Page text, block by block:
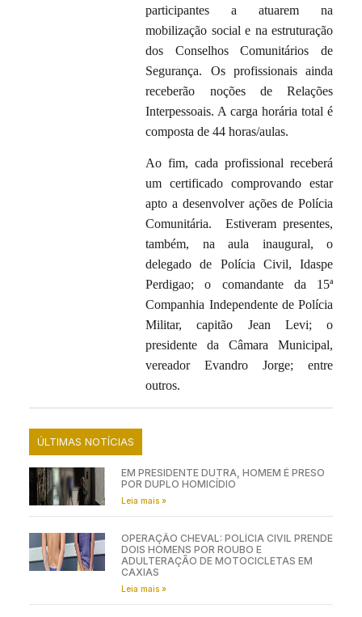
participantes a atuarem na
mobilização social e na estruturação
dos Conselhos Comunitários de
Segurança. Os profissionais ainda
receberão noções de Relações
Interpessoais. A carga horária total é
composta de 44 horas/aulas.
Ao fim, cada profissional receberá
um certificado comprovando estar
apto a desenvolver ações de Polícia
Comunitária. Estiveram presentes,
também, na aula inaugural, o
delegado de Polícia Civil, Idaspe
Perdigao; o comandante da 15ª
Companhia Independente de Polícia
Militar, capitão Jean Levi; o
presidente da Câmara Municipal,
vereador Evandro Jorge; entre
outros.
ÚLTIMAS NOTÍCIAS
EM PRESIDENTE DUTRA, HOMEM É PRESO
POR DUPLO HOMICÍDIO
Leia mais »
OPERAÇÃO CHEVAL: POLÍCIA CIVIL PRENDE
DOIS HOMENS POR ROUBO E
ADULTERAÇÃO DE MOTOCICLETAS EM
CAXIAS
Leia mais »